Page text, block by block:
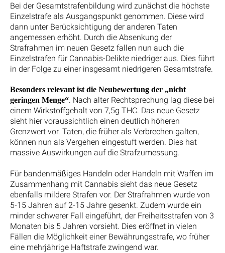
Bei der Gesamtstrafenbildung wird zunächst die höchste
Einzelstrafe als Ausgangspunkt genommen. Diese wird
dann unter Berücksichtigung der anderen Taten
angemessen erhöht. Durch die Absenkung der
Strafrahmen im neuen Gesetz fallen nun auch die
Einzelstrafen für Cannabis-Delikte niedriger aus. Dies führt
in der Folge zu einer insgesamt niedrigeren Gesamtstrafe.
Besonders relevant ist die Neubewertung der „nicht
geringen Menge“. Nach alter Rechtsprechung lag diese bei
einem Wirkstoffgehalt von 7,5g THC. Das neue Gesetz
sieht hier voraussichtlich einen deutlich höheren
Grenzwert vor. Taten, die früher als Verbrechen galten,
können nun als Vergehen eingestuft werden. Dies hat
massive Auswirkungen auf die Strafzumessung.
Für bandenmäßiges Handeln oder Handeln mit Waffen im
Zusammenhang mit Cannabis sieht das neue Gesetz
ebenfalls mildere Strafen vor. Der Strafrahmen wurde von
5-15 Jahren auf 2-15 Jahre gesenkt. Zudem wurde ein
minder schwerer Fall eingeführt, der Freiheitsstrafen von 3
Monaten bis 5 Jahren vorsieht. Dies eröffnet in vielen
Fällen die Möglichkeit einer Bewährungsstrafe, wo früher
eine mehrjährige Haftstrafe zwingend war.